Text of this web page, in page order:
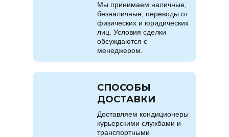
Мы принимаем наличные,
безналичные, переводы от
физических и юридических
лиц. Условия сделки
обсуждаются с
менеджером.
Доставляем кондиционеры
курьерскими службами и
транспортными
СПОСОБЫ
ДОСТАВКИ